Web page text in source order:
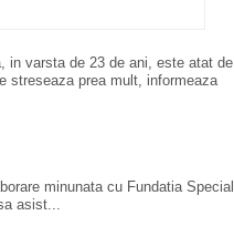
in varsta de 23 de ani, este atat de
streseaza prea mult, informeaza
minunata cu Fundatia Special
asist...